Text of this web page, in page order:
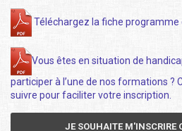
Téléchargez la fiche
Vous êtes en situation de
participer à l’une de nos formations ?
suivre pour faciliter votre inscription.
JE SOUHAITE M'INSCRIRE